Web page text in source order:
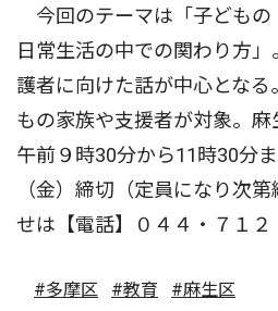
今回のテーマは「子どもの
日常生活の中での関わり方
護者に向けた話が中心とな
もの家族や支援者が対象。
午前９時30分から11時30分
（金）締切（定員になり次
せは【電話】０４４・７１２
#多摩区 #教育 #麻生区